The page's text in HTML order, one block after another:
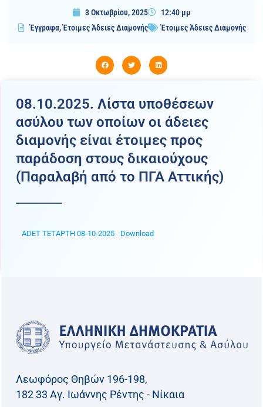
3 Οκτωβρίου, 2025
12:40 μμ
Έγγραφα,Έτοιμες Άδειες Διαμονής Έτοιμες Άδειες Διαμονής
08.10.2025. Λίστα υποθέσεων
ασύλου των οποίων οι άδειες
διαμονής είναι έτοιμες προς
παράδοση στους δικαιούχους
(Παραλαβή από το ΠΓΑ Αττικής)
ADET ΤΕΤΑΡΤΗ 08-10-2025 Download
Λεωφόρος Θηβών 196-198,
182 33 Aγ. Ιωάννης Ρέντης - Νίκαια